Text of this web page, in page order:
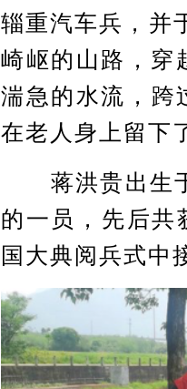
辎重汽车兵，并
崎岖的山路，穿
湍急的水流，
在老人身上留下
蒋洪贵出生于
的一员，先后共
国大典阅兵式中